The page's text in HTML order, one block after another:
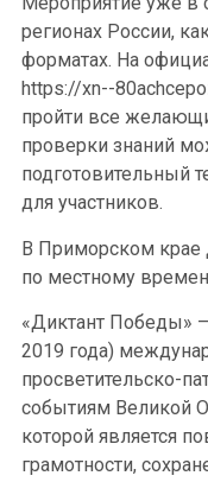
регионах России,
форматах. На
https://xn--
пройти все
проверки знаний
подготовительный
для участников.
В Приморском крае
по местному
«Диктант Победы»
2019 года)
просветительско-
событиям Великой
которой является
грамотности,